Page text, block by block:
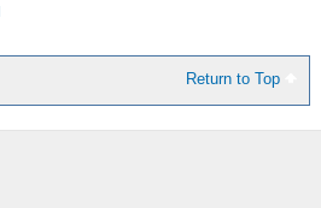
Return to Top